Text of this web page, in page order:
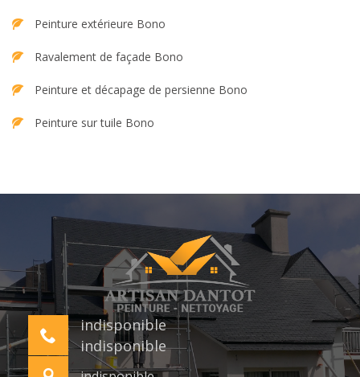
Peinture extérieure Bono
Ravalement de façade Bono
Peinture et décapage de persienne Bono
Peinture sur tuile Bono
indisponible
indisponible